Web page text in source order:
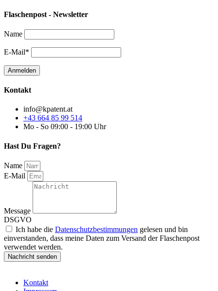
Flaschenpost - Newsletter
Name
E-Mail*
Kontakt
info@kpatent.at
+43 664 85 99 514
Mo - So 09:00 - 19:00 Uhr
Hast Du Fragen?
Name
E-Mail
Message
DSGVO
Ich habe die Datenschutzbestimmungen gelesen und bin
einverstanden, dass meine Daten zum Versand der Flaschenpost
verwendet werden.
Nachricht senden
Kontakt